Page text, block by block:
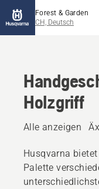
Forest & Garden
CH, Deutsch
Holzgriff
Alle anzeigen
Husqvarna
Palette